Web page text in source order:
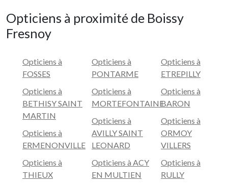
Opticiens à proximité de Boissy
Fresnoy
Opticiens à
FOSSES
Opticiens à
BETHISY SAINT
MARTIN
Opticiens à
ERMENONVILLE
Opticiens à
THIEUX
Opticiens à
PONTARME
Opticiens à
MORTEFONTAINE
Opticiens à
AVILLY SAINT
LEONARD
Opticiens à ACY
EN MULTIEN
Opticiens à
ETREPILLY
Opticiens à
BARON
Opticiens à
ORMOY
VILLERS
Opticiens à
RULLY